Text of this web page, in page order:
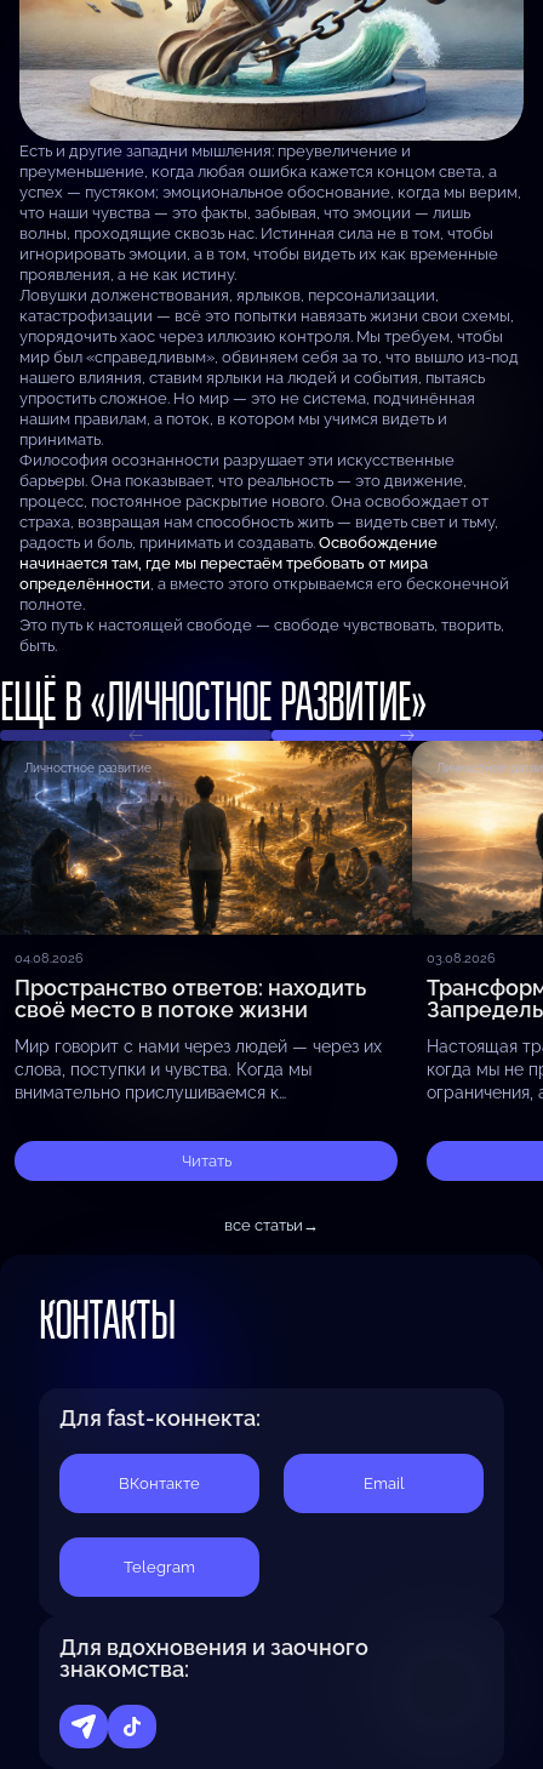
Есть и другие западни мышления: преувеличение и
преуменьшение, когда любая ошибка кажется концом света, а
успех — пустяком; эмоциональное обоснование, когда мы верим,
что наши чувства — это факты, забывая, что эмоции — лишь
волны, проходящие сквозь нас. Истинная сила не в том, чтобы
игнорировать эмоции, а в том, чтобы видеть их как временные
проявления, а не как истину.
Ловушки долженствования, ярлыков, персонализации,
катастрофизации — всё это попытки навязать жизни свои схемы,
упорядочить хаос через иллюзию контроля. Мы требуем, чтобы
мир был «справедливым», обвиняем себя за то, что вышло из-под
нашего влияния, ставим ярлыки на людей и события, пытаясь
упростить сложное. Но мир — это не система, подчинённая
нашим правилам, а поток, в котором мы учимся видеть и
принимать.
Философия осознанности разрушает эти искусственные
барьеры. Она показывает, что реальность — это движение,
процесс, постоянное раскрытие нового. Она освобождает от
страха, возвращая нам способность жить — видеть свет и тьму,
радость и боль, принимать и создавать.Освобождение
начинается там, где мы перестаём требовать от мира
определённости , а вместо этого открываемся его бесконечной
полноте.
Это путь к настоящей свободе — свободе чувствовать, творить,
быть.
ЕЩЁ В «ЛИЧНОСТНОЕ РАЗВИТИЕ»
Личностное развитие
04.08.2026
Пространство ответов: находить
своё место в потоке жизни
Мир говорит с нами через людей — через их
слова, поступки и чувства. Когда мы
внимательно прислушиваемся к
отражают то, что скрыто внутри нас,
принося…
Читать
Личностное
03.08.2026
Настоящая
когда мы не
пределы
вопроса «Как
все статьи →
КОНТАКТЫ
Для fast-коннекта:
BКонтакте Email
Telegram
Для вдохновения и заочного
знакомства: